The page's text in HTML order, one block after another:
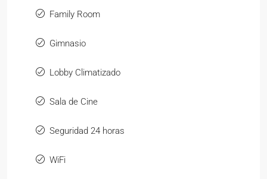
Family Room
Gimnasio
Lobby Climatizado
Sala de Cine
Seguridad 24 horas
WiFi